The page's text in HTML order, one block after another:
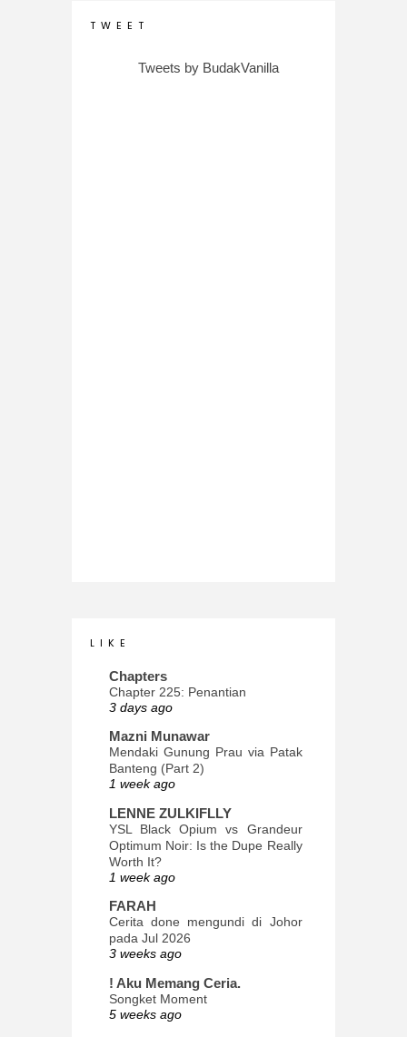
T W E E T
Tweets by BudakVanilla
L I K E
Chapters
Chapter 225: Penantian
3 days ago
Mazni Munawar
Mendaki Gunung Prau via Patak
Banteng (Part 2)
1 week ago
LENNE ZULKIFLLY
YSL Black Opium vs Grandeur
Optimum Noir: Is the Dupe Really
Worth It?
1 week ago
FARAH
Cerita done mengundi di Johor
pada Jul 2026
3 weeks ago
! Aku Memang Ceria.
Songket Moment
5 weeks ago